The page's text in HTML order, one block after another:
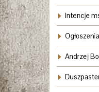
Intencje
Andrzej